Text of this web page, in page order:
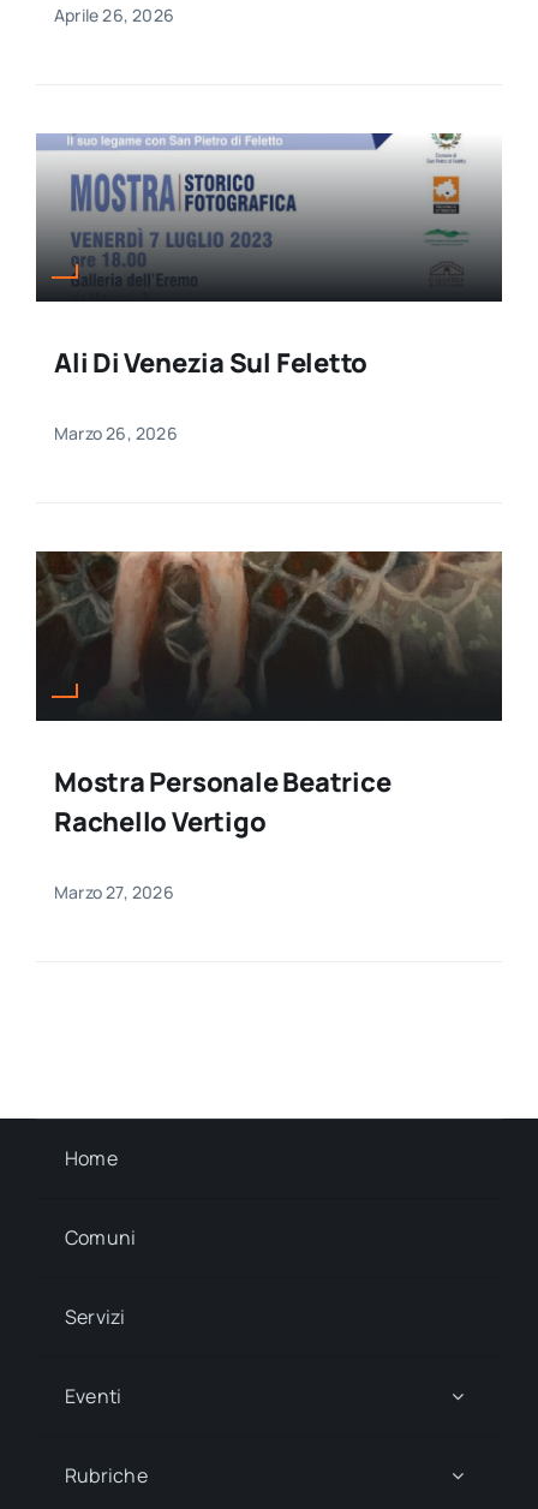
Aprile 26, 2026
Ali Di Venezia Sul Feletto
Marzo 26, 2026
Mostra Personale Beatrice
Rachello Vertigo
Marzo 27, 2026
Home
Comuni
Servizi
Eventi
Rubriche